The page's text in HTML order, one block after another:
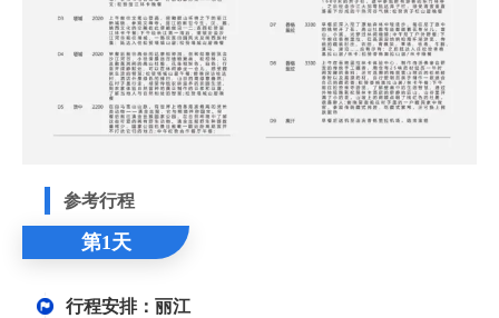
参考行程
第1天
行程安排：丽江